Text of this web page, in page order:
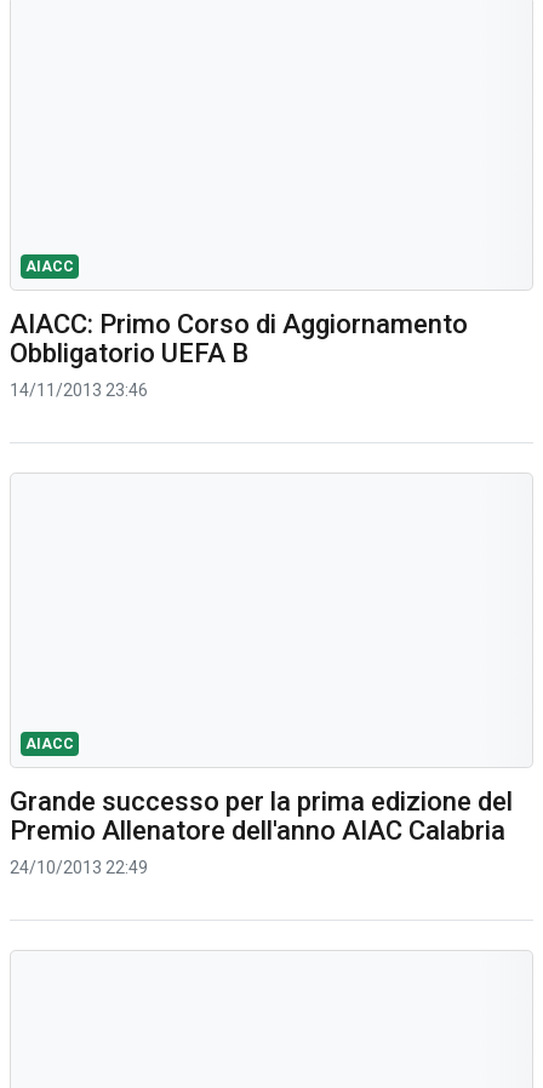
AIACC
AIACC: Primo Corso di Aggiornamento
Obbligatorio UEFA B
14/11/2013 23:46
AIACC
Grande successo per la prima edizione del
Premio Allenatore dell'anno AIAC Calabria
24/10/2013 22:49